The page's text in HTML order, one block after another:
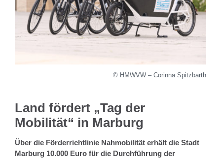
© HMWVW – Corinna Spitzbarth
Land fördert „Tag der
Mobilität“ in Marburg
Über die Förderrichtlinie Nahmobilität erhält die Stadt
Marburg 10.000 Euro für die Durchführung der